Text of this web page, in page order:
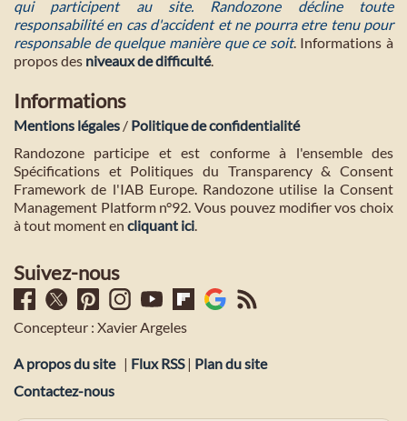
qui participent au site. Randozone décline toute
responsabilité en cas d'accident et ne pourra etre tenu pour
responsable de quelque manière que ce soit. Informations à
propos des niveaux de difficulté.
Informations
Mentions légales / Politique de confidentialité
Randozone participe et est conforme à l'ensemble des
Spécifications et Politiques du Transparency & Consent
Framework de l'IAB Europe. Randozone utilise la Consent
Management Platform n°92. Vous pouvez modifier vos choix
à tout moment en cliquant ici
Suivez-nous
Concepteur : Xavier Argeles
A propos du site | Flux RSS| Plan du site
Contactez-nous